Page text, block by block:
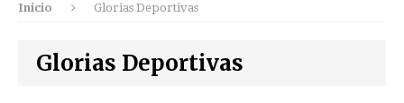
Inicio Glorias Deportivas
Glorias Deportivas